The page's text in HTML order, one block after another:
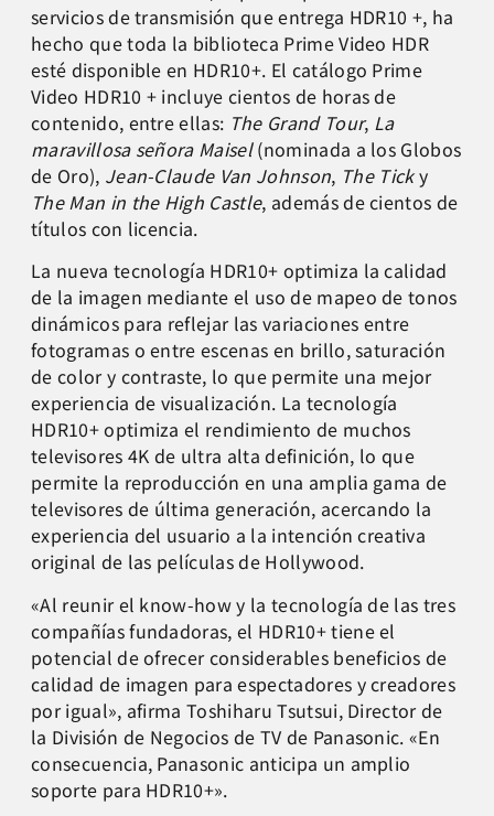
servicios de transmisión que entrega HDR10 +, ha
hecho que toda la biblioteca Prime Video HDR
esté disponible en HDR10+. El catálogo Prime
Video HDR10 + incluye cientos de horas de
contenido, entre ellas: The Grand Tour, La
maravillosa señora Maisel(nominada a los Globos
de Oro), Jean-Claude Van Johnson, The Ticky
The Man in the High Castle, además de cientos de
títulos con licencia.
La nueva tecnología HDR10+ optimiza la calidad
de la imagen mediante el uso de mapeo de tonos
dinámicos para reflejar las variaciones entre
fotogramas o entre escenas en brillo, saturación
de color y contraste, lo que permite una mejor
experiencia de visualización. La tecnología
HDR10+ optimiza el rendimiento de muchos
televisores 4K de ultra alta definición, lo que
permite la reproducción en una amplia gama de
televisores de última generación, acercando la
experiencia del usuario a la intención creativa
original de las películas de Hollywood.
«Al reunir el know-how y la tecnología de las tres
compañías fundadoras, el HDR10+ tiene el
potencial de ofrecer considerables beneficios de
calidad de imagen para espectadores y creadores
por igual», afirma Toshiharu Tsutsui, Director de
la División de Negocios de TV de Panasonic. «En
consecuencia, Panasonic anticipa un amplio
soporte para HDR10+».